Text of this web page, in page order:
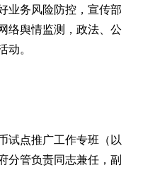
业务风险防控，宣传部
络舆情监测，政法、公
。
试点推广工作专班（以
分管负责同志兼任，副